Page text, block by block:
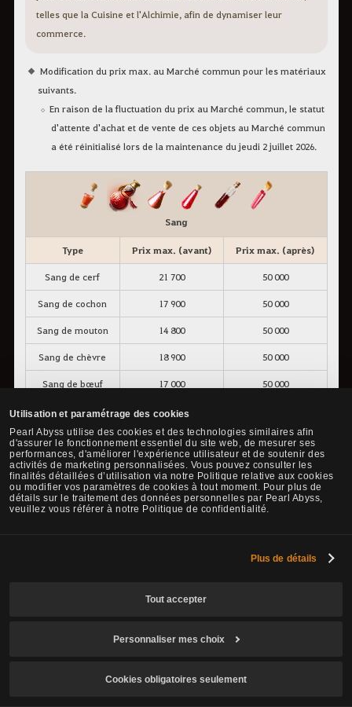
Utilisation et paramétrage des cookies
Pearl Abyss utilise des cookies et des technologies similaires afin
d'assurer le fonctionnement essentiel du site web, de mesurer ses
performances, d'améliorer l'expérience utilisateur et de soutenir des
activités de marketing personnalisées. Vous pouvez consulter les
finalités détaillées d’utilisation via notre Politique relative aux cookies
ou modifier vos paramètres de cookies à tout moment. Pour plus de
détails sur le traitement des données personnelles par Pearl Abyss,
veuillez vous référer à notre Politique de confidentialité.
Plus de détails
Tout accepter
Personnaliser mes choix
Cookies obligatoires seulement
telles que la Cuisine et l'Alchimie, afin de dynamiser leur
commerce.
Modification du prix max. au Marché commun pour les matériaux
suivants.
En raison de la fluctuation du prix au Marché commun, le statut
d'attente d'achat et de vente de ces objets au Marché commun
a été réinitialisé lors de la maintenance du jeudi 2 juillet 2026.
Sang
Type Prix max. (avant) Prix max. (après)
Sang de cerf 21 700 50 000
Sang de cochon 17 900 50 000
Sang de mouton 14 800 50 000
Sang de chèvre 18 900 50 000
Sang de bœuf 17 000 50 000
Sang de lama 20 800
Sang de waragon 26 500 50 000
Sang de loup 17 000 50 000
Sang de rhino 27 400 50 000
50 000
30 000
Sang de scorpion 25 500